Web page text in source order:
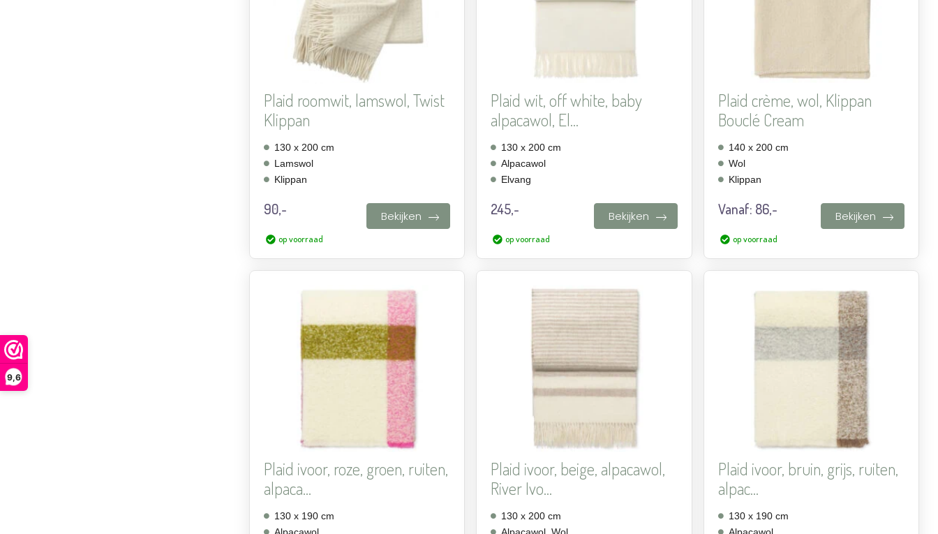
9,6
Plaid roomwit, lamswol, Twist
Klippan
130 x 200 cm
Lamswol
Klippan
90,- Bekijken
op voorraad
Plaid wit, off white, baby
alpacawol, El...
130 x 200 cm
Alpacawol
Elvang
245,- Bekijken
op voorraad
Plaid crème, wol, Klippan
Bouclé Cream
140 x 200 cm
Wol
Klippan
Vanaf: 86,- Bekijken
op voorraad
verlanglijst
toevoegen
Plaid ivoor, roze, groen, ruiten,
alpaca...
130 x 190 cm
toevoegen
Plaid ivoor, beige, alpacawol,
River Ivo...
130 x 200 cm
verlanglijst
toevoegen
Plaid ivoor, bruin, grijs, ruiten,
alpac...
130 x 190 cm